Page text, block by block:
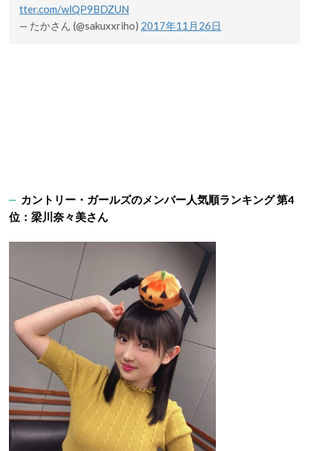
tter.com/wlQP9BDZUN
— たかさん (@sakuxxriho) 2017年11月26日
カントリー・ガールズのメンバー人気順ランキング 第4
位：梁川奈々美さん